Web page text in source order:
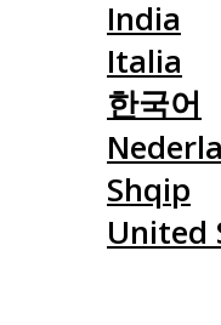
India
Italia
한국어
Shqip
United